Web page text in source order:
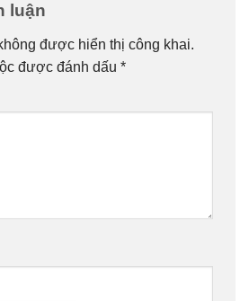
luận
được hiển thị công khai.
được đánh dấu *